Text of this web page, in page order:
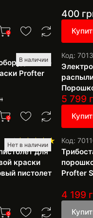
0
400
В наличии
Profter
0
Код:
5 799
Нет в наличии
1
для
краски
пистолет
0
Код:
Profter
4 199